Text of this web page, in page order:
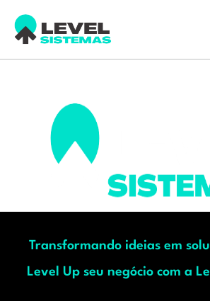
Transformando ideias em
Level Up seu negócio com a